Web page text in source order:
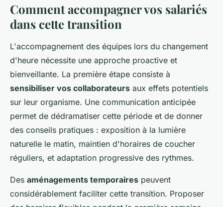
Comment accompagner vos salariés
dans cette transition
L'accompagnement des équipes lors du changement
d'heure nécessite une approche proactive et
bienveillante. La première étape consiste à
sensibiliser vos collaborateurs aux effets potentiels
sur leur organisme. Une communication anticipée
permet de dédramatiser cette période et de donner
des conseils pratiques : exposition à la lumière
naturelle le matin, maintien d'horaires de coucher
réguliers, et adaptation progressive des rythmes.
Des aménagements temporaires peuvent
considérablement faciliter cette transition. Proposer